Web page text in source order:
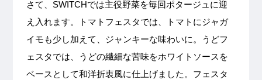
さて、SWITCHでは主役野菜を毎回ポタージュに迎
え入れます。トマトフェスタでは、トマトにジャガ
イモも少し加えて、ジャンキーな味わいに。うどフ
ェスタでは、うどの繊細な苦味をホワイトソースを
ベースとして和洋折衷風に仕上げました。フェスタ